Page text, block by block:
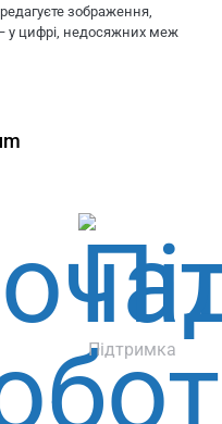
зображення,
у цифрі, недосяжних меж
Підтримка